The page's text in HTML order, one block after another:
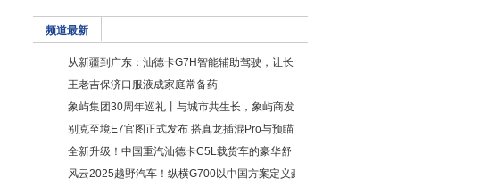
频道最新
从新疆到广东：汕德卡G7H智能辅助驾驶，让长
王老吉保济口服液成家庭常备药
象屿集团30周年巡礼丨与城市共生长，象屿商发
别克至境E7官图正式发布 搭真龙插混Pro与预瞄
全新升级！中国重汽汕德卡C5L载货车的豪华舒
风云2025越野汽车！纵横G700以中国方案定义豪